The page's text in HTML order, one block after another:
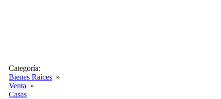
Categoría:
Bienes Raíces »
Venta »
Casas